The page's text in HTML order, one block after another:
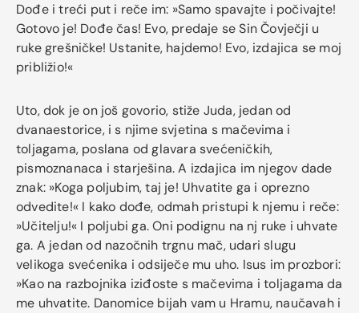
Dođe i treći put i reče im: »Samo spavajte i počivajte!
Gotovo je! Dođe čas! Evo, predaje se Sin Čovječji u
ruke grešničke! Ustanite, hajdemo! Evo, izdajica se moj
približio!«
Uto, dok je on još govorio, stiže Juda, jedan od
dvanaestorice, i s njime svjetina s mačevima i
toljagama, poslana od glavara svećeničkih,
pismoznanaca i starješina. A izdajica im njegov dade
znak: »Koga poljubim, taj je! Uhvatite ga i oprezno
odvedite!« I kako dođe, odmah pristupi k njemu i reče:
»Učitelju!« I poljubi ga. Oni podignu na nj ruke i uhvate
ga. A jedan od nazočnih trgnu mač, udari slugu
velikoga svećenika i odsiječe mu uho. Isus im prozbori:
»Kao na razbojnika iziđoste s mačevima i toljagama da
me uhvatite. Danomice bijah vam u Hramu, naučavah i